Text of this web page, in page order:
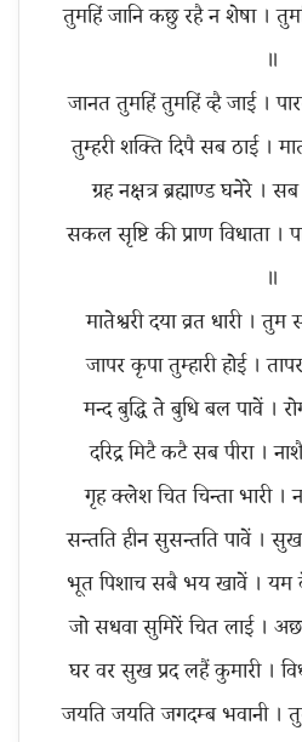
तुमहिं जानि कछु रहै न शेषा ।
॥
जानत तुमहिं तुमहिं व्है जाई ।
तुम्हरी शक्ति दिपै सब ठाई ।
ग्रह नक्षत्र ब्रह्माण्ड घनेरे ।
सकल सृष्टि की प्राण विधाता ।
॥
मातेश्वरी दया व्रत धारी ।
जापर कृपा तुम्हारी होई ।
मन्द बुद्धि ते बुधि बल पावें ।
दरिद्र मिटै कटै सब पीरा ।
गृह क्लेश चित चिन्ता भारी ।
सन्तति हीन सुसन्तति पावें ।
भूत पिशाच सबै भय खावें ।
जो सधवा सुमिरें चित लाई ।
घर वर सुख प्रद लहैं कुमारी ।
जयति जयति जगदम्ब भवानी ।